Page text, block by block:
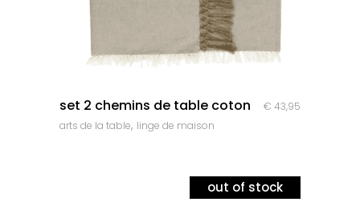
set 2 chemins de table coton € 43,95
arts de la table, linge de maison
out of stock